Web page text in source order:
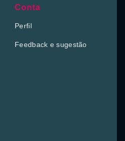
Conta
Perfil
Feedback e sugestão